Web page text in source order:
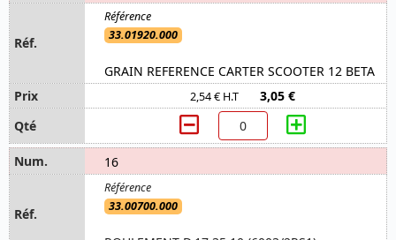
33.01920.000
GRAIN REFERENCE CARTER SCOOTER 12 BETA
2,54 € H.T 3,05 €
16
33.00700.000